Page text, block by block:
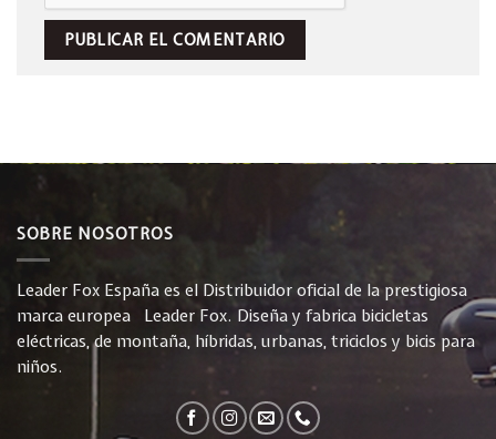
SOBRE NOSOTROS
Leader Fox España es el Distribuidor oficial de la prestigiosa
marca europea Leader Fox. Diseña y fabrica bicicletas
eléctricas, de montaña, híbridas, urbanas, triciclos y bicis para
niños.